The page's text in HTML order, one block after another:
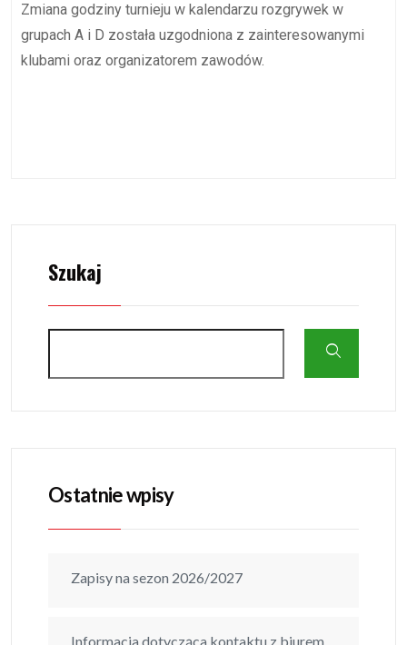
Zmiana godziny turnieju w kalendarzu rozgrywek w
grupach A i D została uzgodniona z zainteresowanymi
klubami oraz organizatorem zawodów.
Szukaj
Ostatnie wpisy
Zapisy na sezon 2026/2027
Informacja dotycząca kontaktu z biurem